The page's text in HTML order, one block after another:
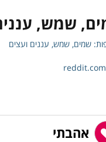
reddit.com
אהבתי